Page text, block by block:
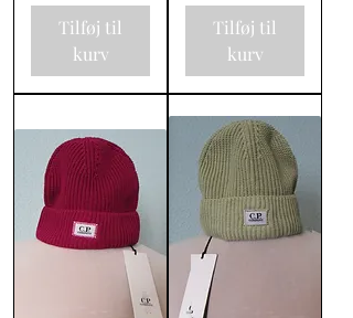
Tilføj til
kurv
Tilføj til
kurv